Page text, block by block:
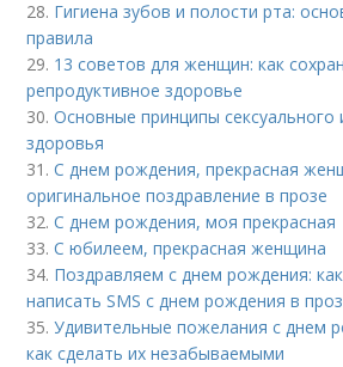
28. Гигиена зубов и полости рта:
правила
29. 13 советов для женщин: как
репродуктивное здоровье
30.Основные принципы сексуального
здоровья
31.С днем рождения, прекрасная
оригинальное поздравление в прозе
32.С днем рождения, моя прекрасная
33.С юбилеем, прекрасная женщина
34. Поздравляем с днем рождения:
написать SMS с днем рождения в
35.Удивительные пожелания с днем
как сделать их незабываемыми